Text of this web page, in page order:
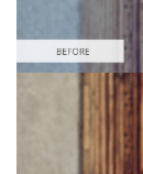
Free
Chocolate